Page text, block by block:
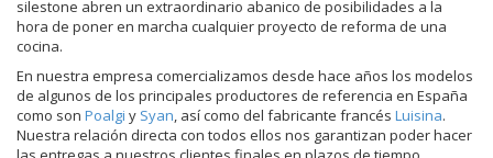
silestone abren un extraordinario abanico de posibilidades a la
hora de poner en marcha cualquier proyecto de reforma de una
cocina.
En nuestra empresa comercializamos desde hace años los modelos
de algunos de los principales productores de referencia en España
como son Poalgi y Syan , así como del fabricante francés Luisina.
Nuestra relación directa con todos ellos nos garantizan poder hacer